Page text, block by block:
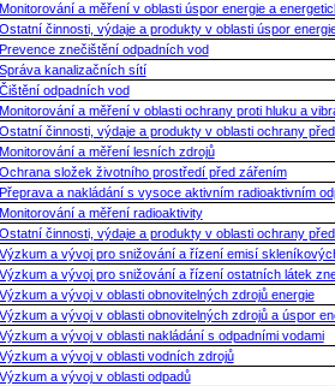
Monitorování a měření v oblasti úspor energie a
Ostatní činnosti, výdaje a produkty v oblasti úspor
Prevence znečištění odpadních vod
Správa kanalizačních sítí
Čištění odpadních vod
Monitorování a měření v oblasti ochrany proti hluku a
Ostatní činnosti, výdaje a produkty v oblasti ochrany
Monitorování a měření lesních zdrojů
Ochrana složek životního prostředí před zářením
Přeprava a nakládání s vysoce aktivním radioaktivním
Monitorování a měření radioaktivity
Ostatní činnosti, výdaje a produkty v oblasti ochrany
Výzkum a vývoj pro snižování a řízení emisí
Výzkum a vývoj pro snižování a řízení ostatních látek
Výzkum a vývoj v oblasti obnovitelných zdrojů energie
Výzkum a vývoj v oblasti obnovitelných zdrojů a úspor
Výzkum a vývoj v oblasti nakládání s odpadními vodami
Výzkum a vývoj v oblasti vodních zdrojů
Výzkum a vývoj v oblasti odpadů